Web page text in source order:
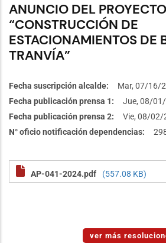
ANUNCIO DEL
“CONSTRUCCIÓN DE
ESTACIONAMIENTOS DE
TRANVÍA”
Fecha suscripción alcalde
Mar, 07/16/
Fecha publicación prensa 1
Jue, 08/
Fecha publicación prensa 2
Vie, 08/02/
N° oficio notificación dependencias
AP-041-2024.pdf (557.08 KB)
ver más